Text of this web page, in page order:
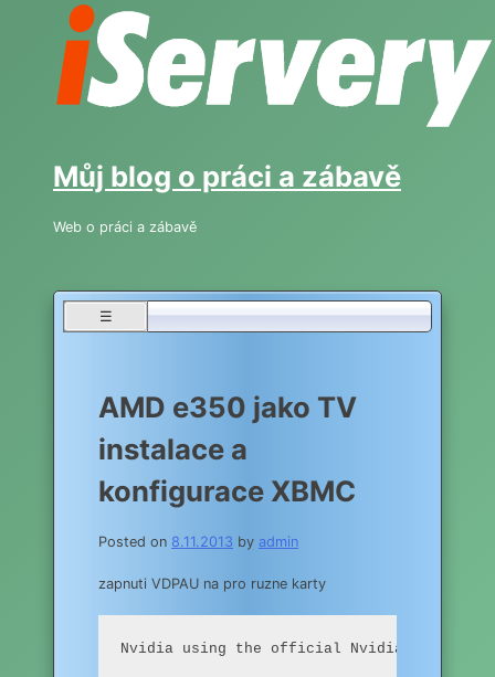
Můj blog o práci a zábavě
Web o práci a zábavě
☰
AMD e350 jako TV
instalace a
konfigurace XBMC
Posted on 8.11.2013 by admin
zapnuti VDPAU na pro ruzne karty
Nvidia using the official Nvidia binary